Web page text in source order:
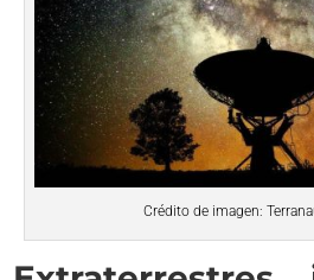
Crédito de imagen: